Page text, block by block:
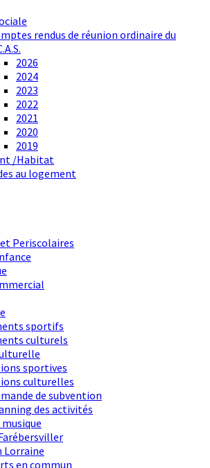
rendus de réunion ordinaire du
2026
2024
2023
2022
2021
2020
2019
/Habitat
au logement
Periscolaires
sportifs
culturels
sportives
culturelles
de subvention
des activités
Lorraine
en commun